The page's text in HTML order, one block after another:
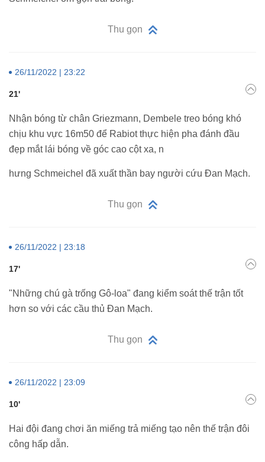
Thu gọn
26/11/2022 | 23:22
21'
Nhận bóng từ chân Griezmann, Dembele treo bóng khó
chịu khu vực 16m50 để Rabiot thực hiện pha đánh đầu
đẹp mắt lái bóng về góc cao cột xa, n
hưng Schmeichel đã xuất thần bay người cứu Đan Mạch.
Thu gọn
26/11/2022 | 23:18
17'
"Những chú gà trống Gô-loa" đang kiểm soát thế trận tốt
hơn so với các cầu thủ Đan Mạch.
Thu gọn
26/11/2022 | 23:09
10'
Hai đội đang chơi ăn miếng trả miếng tạo nên thế trận đôi
công hấp dẫn.